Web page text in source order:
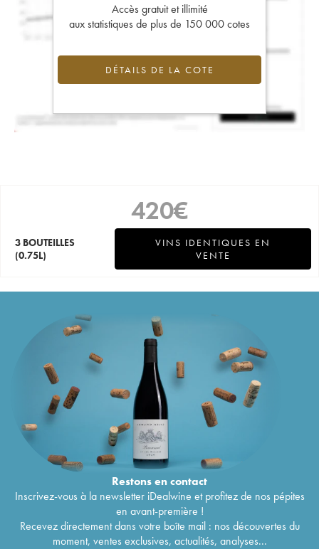
Accès gratuit et illimité
aux statistiques de plus de 150 000 cotes
DÉTAILS DE LA COTE
420€
3 BOUTEILLES
(0.75L)
VINS IDENTIQUES EN
VENTE
Restons encontact
Inscrivez-vous à la newsletter iDealwine et profitez de nos pépites
en avant-première !
Recevez directement dans votre boîte mail : nos découvertes du
moment, ventes exclusives, actualités, analyses...